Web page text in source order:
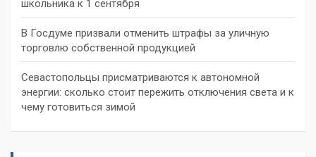
школьника к 1 сентября
В Госдуме призвали отменить штрафы за уличную
торговлю собственной продукцией
Севастопольцы присматриваются к автономной
энергии: сколько стоит пережить отключения света и к
чему готовиться зимой